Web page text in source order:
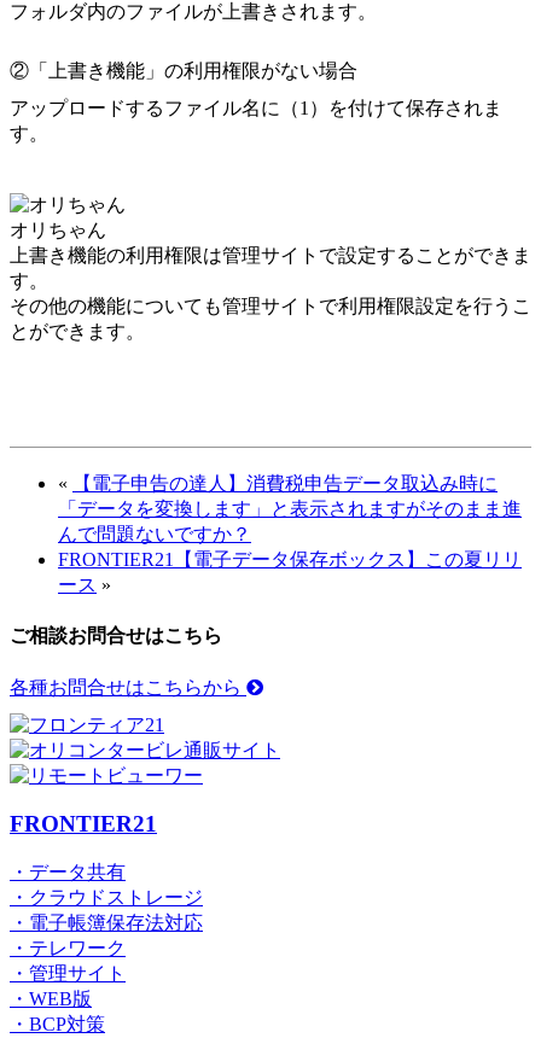
フォルダ内のファイルが上書きされます。
②「上書き機能」の利用権限がない場合
アップロードするファイル名に（1）を付けて保存されま
す。
オリちゃん
上書き機能の利用権限は管理サイトで設定することができま
す。
その他の機能についても管理サイトで利用権限設定を行うこ
とができます。
«
【電子申告の達人】消費税申告データ取込み時に
「データを変換します」と表示されますがそのまま進
んで問題ないですか？
FRONTIER21【電子データ保存ボックス】この夏リリ
ース »
ご相談お問合せはこちら
各種お問合せはこちらから
FRONTIER21
・データ共有
・クラウドストレージ
・電子帳簿保存法対応
・テレワーク
・管理サイト
・WEB版
・BCP対策